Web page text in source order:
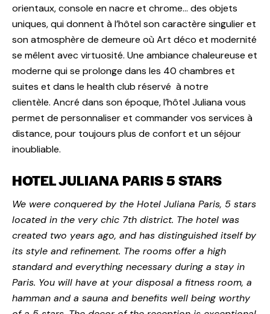
orientaux, console en nacre et chrome… des objets
uniques, qui donnent à l’hôtel son caractère singulier et
son atmosphère de demeure où Art déco et modernité
se mêlent avec virtuosité. Une ambiance chaleureuse et
moderne qui se prolonge dans les 40 chambres et
suites et dans le health club réservé à notre
clientèle. Ancré dans son époque, l’hôtel Juliana vous
permet de personnaliser et commander vos services à
distance, pour toujours plus de confort et un séjour
inoubliable.
HOTEL JULIANA PARIS 5 STARS
We were conquered by the Hotel Juliana Paris, 5 stars
located in the very chic 7th district. The hotel was
created two years ago, and has distinguished itself by
its style and refinement. The rooms offer a high
standard and everything necessary during a stay in
Paris. You will have at your disposal a fitness room, a
hamman and a sauna and benefits well being worthy